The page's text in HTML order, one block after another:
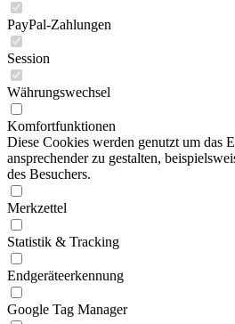
PayPal-Zahlungen
Session
Währungswechsel
Komfortfunktionen
Diese Cookies werden genutzt um das
ansprechender zu gestalten,
des Besuchers.
Merkzettel
Statistik & Tracking
Endgeräteerkennung
Google Tag Manager